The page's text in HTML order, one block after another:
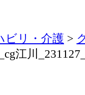
ビリ・介護 >
江川